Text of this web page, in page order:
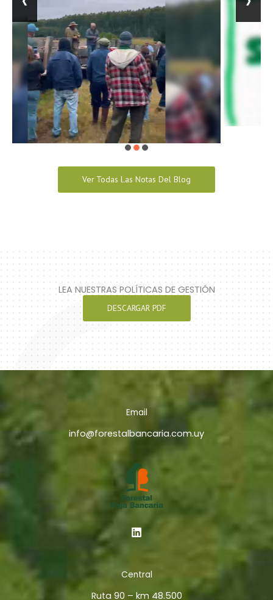
Ver Todas Las Notas Del Blog
LEA NUESTRAS POLÍTICAS DE GESTIÓN
DESCARGAR PDF
Email
info@forestalbancaria.com.uy
Central
Ruta 90 – km 48.500